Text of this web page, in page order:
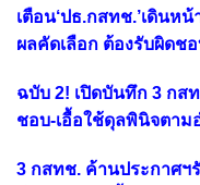
เตือน‘ปธ.กสทช.’เดินห
ผลคัดเลือก ต้องรับผิดช
ฉบับ 2! เปิดบันทึก 3 กสท
ชอบ-เอื้อใช้ดุลพินิจตาม
3 กสทช. ค้านประกาศฯ